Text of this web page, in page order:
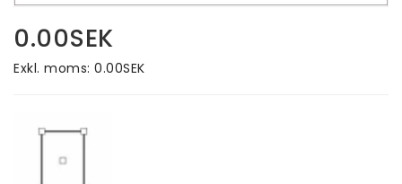
0.00SEK
Exkl. moms: 0.00SEK